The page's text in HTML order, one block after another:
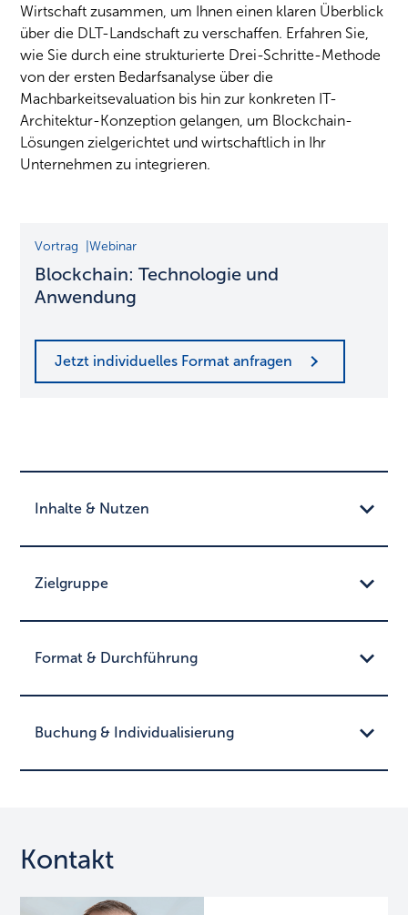
Wirtschaft zusammen, um Ihnen einen klaren Überblick
über die DLT-Landschaft zu verschaffen. Erfahren Sie,
wie Sie durch eine strukturierte Drei-Schritte-Methode
von der ersten Bedarfsanalyse über die
Machbarkeitsevaluation bis hin zur konkreten IT-
Architektur-Konzeption gelangen, um Blockchain-
Lösungen zielgerichtet und wirtschaftlich in Ihr
Unternehmen zu integrieren.
Technologie
und
Anwendung
Vortrag Webinar
Blockchain: Technologie und
Anwendung
Jetzt individuelles Format anfragen
Inhalte & Nutzen
Zielgruppe
Format & Durchführung
Buchung & Individualisierung
Kontakt